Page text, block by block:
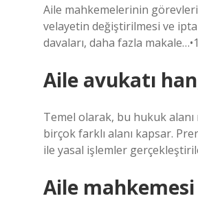
Aile mahkemelerinin görevleri
velayetin değiştirilmesi ve
davaları, daha fazla
Aile avukatı
Temel olarak, bu hukuk
birçok farklı alanı kapsar.
ile yasal işlemler
Aile